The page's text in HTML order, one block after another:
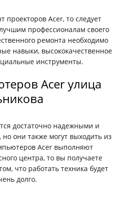
проекторов Acer, то следует
профессионалам своего
ремонта необходимо
навыки, высококачественное
инструменты.
Acer улица
достаточно надежными и
они также могут выходить из
Acer выполняют
центра, то вы получаете
что работать техника будет
долго.